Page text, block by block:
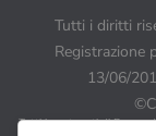
Tutti i diritti
Registrazione
13/06/
Tutti i contenuti di